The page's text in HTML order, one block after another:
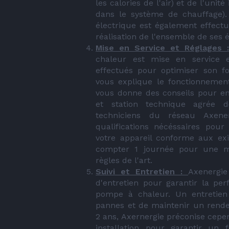
les calories de l'air) et de
dans le système de
électrique est également
réalisation de l'ensemble de ses
Mise en Service et Réglages :
chaleur est mise en service
effectués pour optimiser son
vous explique le
vous donne des conseils pour
et station technique agrée
techniciens du réseau
qualifications nécéssaires
votre appareil conforme aux
compter 1 journée pour une
règles de l'art.
Suivi et Entretien :
d'entretien pour garantir la
pompe à chaleur. Un
pannes et de maintenir un
2 ans, Axernergie préconise